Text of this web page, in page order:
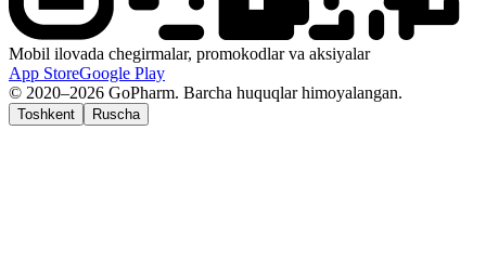
Mobil ilovada chegirmalar, promokodlar va aksiyalar
App StoreGoogle Play
© 2020–2026 GoPharm. Barcha huquqlar himoyalangan.
Toshkent Ruscha